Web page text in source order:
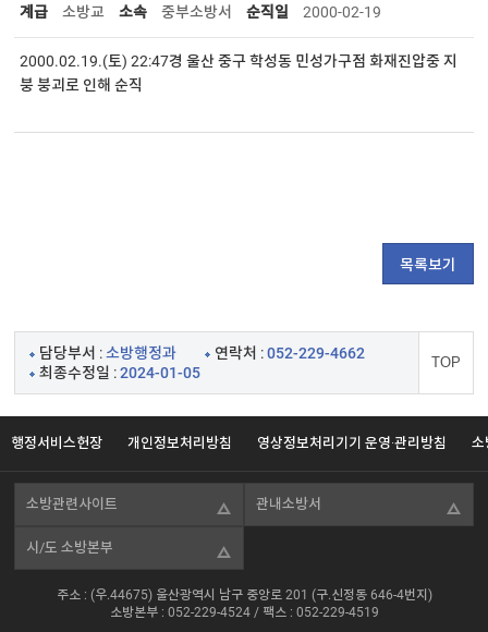
계급 소방교 소속 중부소방서 순직일 2000-02-19
2000.02.19.(토) 22:47경 울산 중구 학성동 민성가구점 화재진압중 지
붕 붕괴로 인해 순직
목록보기
담당부서 :소방행정과 연락처 :052-229-4662
최종수정일 :2024-01-05
TOP
행정서비스헌장 개인정보처리방침 영상정보처리기기 운영·관리방침 소
소방관련사이트 관내소방서
시/도 소방본부
주소 : (우.44675) 울산광역시 남구 중앙로 201 (구.신정동 646-4번지)
소방본부 : 052-229-4524/ 팩스 : 052-229-4519